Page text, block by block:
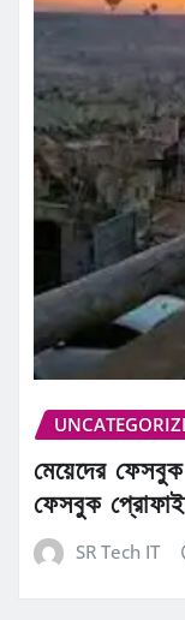
মেয়েদের
ফেসবুক
SR Tech IT